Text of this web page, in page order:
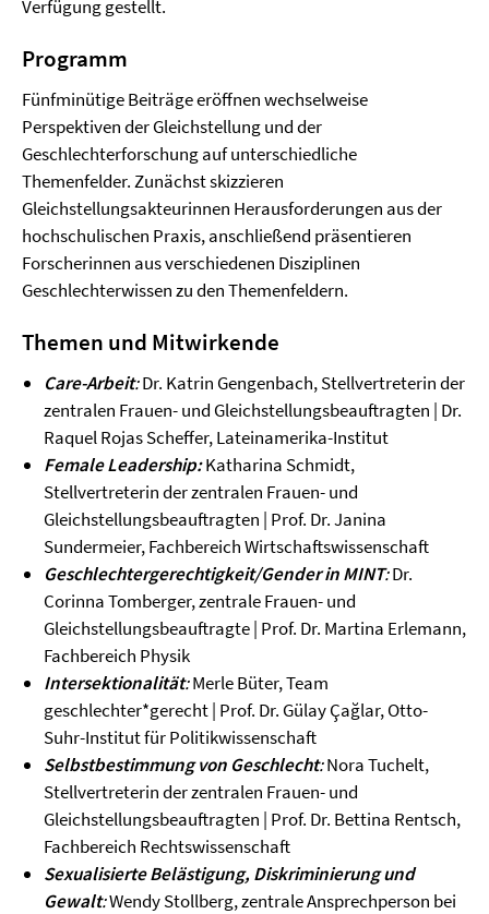
Verfügung gestellt.
Programm
Fünfminütige Beiträge eröffnen wechselweise
Perspektiven der Gleichstellung und der
Geschlechterforschung auf unterschiedliche
Themenfelder. Zunächst skizzieren
Gleichstellungsakteurinnen Herausforderungen aus der
hochschulischen Praxis, anschließend präsentieren
Forscherinnen aus verschiedenen Disziplinen
Geschlechterwissen zu den Themenfeldern.
Themen und Mitwirkende
Care-Arbeit:Dr. Katrin Gengenbach, Stellvertreterin der
zentralen Frauen- und Gleichstellungsbeauftragten | Dr.
Raquel Rojas Scheffer, Lateinamerika-Institut
Female Leadership:Katharina Schmidt,
Stellvertreterin der zentralen Frauen- und
Gleichstellungsbeauftragten | Prof. Dr. Janina
Sundermeier, Fachbereich Wirtschaftswissenschaft
Geschlechtergerechtigkeit/Gender in MINT:Dr.
Corinna Tomberger, zentrale Frauen- und
Gleichstellungsbeauftragte | Prof. Dr. Martina Erlemann,
Fachbereich Physik
Intersektionalität:Merle Büter, Team
geschlechter*gerecht | Prof. Dr. Gülay Çağlar, Otto-
Suhr-Institut für Politikwissenschaft
Selbstbestimmung von Geschlecht:Nora Tuchelt,
Stellvertreterin der zentralen Frauen- und
Gleichstellungsbeauftragten | Prof. Dr. Bettina Rentsch,
Fachbereich Rechtswissenschaft
Sexualisierte Belästigung, Diskriminierung und
Gewalt:Wendy Stollberg, zentrale Ansprechperson bei